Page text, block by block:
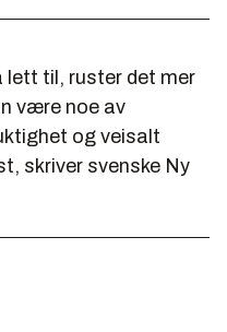
lett til, ruster det mer
være noe av
og veisalt
skriver svenske Ny